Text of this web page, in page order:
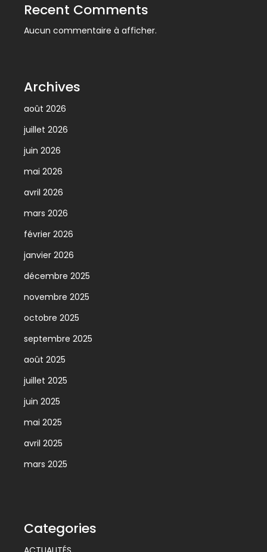
Recent Comments
Aucun commentaire à afficher.
Archives
août 2026
juillet 2026
juin 2026
mai 2026
avril 2026
mars 2026
février 2026
janvier 2026
décembre 2025
novembre 2025
octobre 2025
septembre 2025
août 2025
juillet 2025
juin 2025
mai 2025
avril 2025
mars 2025
Categories